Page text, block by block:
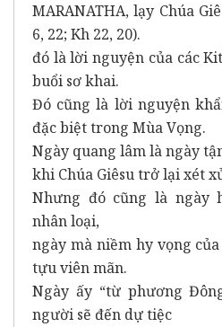
MARANATHA, lạy Chúa
6, 22; Kh 22, 20).
đó là lời nguyện của các
buổi sơ khai.
Đó cũng là lời nguyện
đặc biệt trong Mùa Vọng.
Ngày quang lâm là ngày
khi Chúa Giêsu trở lại xét
Nhưng đó cũng là ngày
nhân loại,
ngày mà niềm hy vọng
tựu viên mãn.
Ngày ấy “từ phương
người sẽ đến dự tiệc